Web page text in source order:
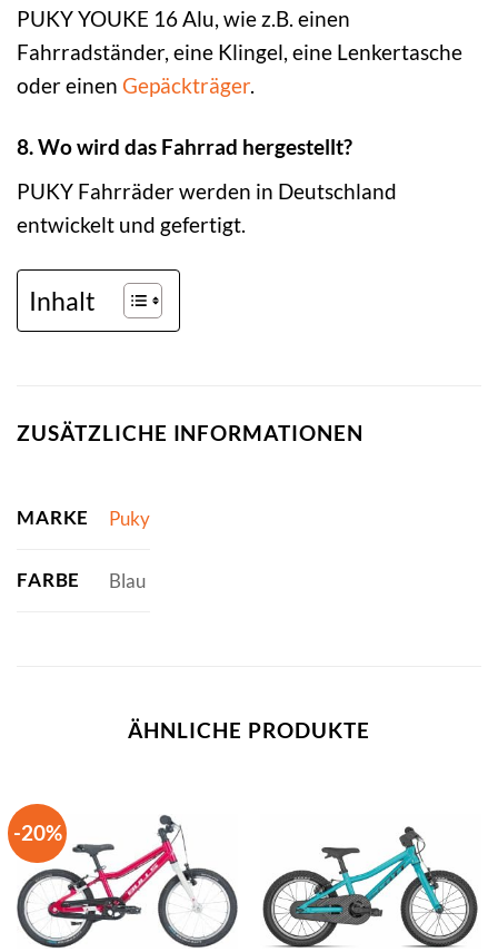
PUKY YOUKE 16 Alu, wie z.B. einen
Fahrradständer, eine Klingel, eine Lenkertasche
oder einen Gepäckträger.
8. Wo wird das Fahrrad hergestellt?
PUKY Fahrräder werden in Deutschland
entwickelt und gefertigt.
Inhalt
ZUSÄTZLICHE INFORMATIONEN
MARKE Puky
FARBE Blau
ÄHNLICHE PRODUKTE
-20%